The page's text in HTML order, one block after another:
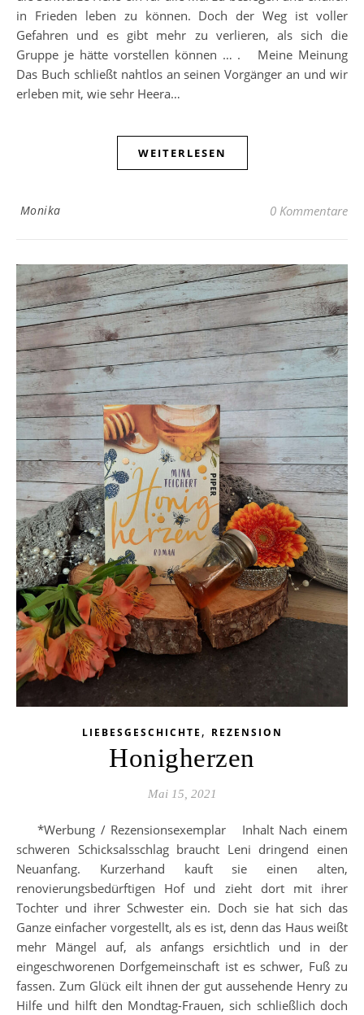
in Frieden leben zu können. Doch der Weg ist voller
Gefahren und es gibt mehr zu verlieren, als sich die
Gruppe je hätte vorstellen können … . Meine Meinung
Das Buch schließt nahtlos an seinen Vorgänger an und wir
erleben mit, wie sehr Heera…
WEITERLESEN
Monika 0 Kommentare
LIEBESGESCHICHTE , REZENSION
Honigherzen
Mai 15, 2021
*Werbung / Rezensionsexemplar Inhalt Nach einem
schweren Schicksalsschlag braucht Leni dringend einen
Neuanfang. Kurzerhand kauft sie einen alten,
renovierungsbedürftigen Hof und zieht dort mit ihrer
Tochter und ihrer Schwester ein. Doch sie hat sich das
Ganze einfacher vorgestellt, als es ist, denn das Haus weißt
mehr Mängel auf, als anfangs ersichtlich und in der
eingeschworenen Dorfgemeinschaft ist es schwer, Fuß zu
fassen. Zum Glück eilt ihnen der gut aussehende Henry zu
Hilfe und hilft den Mondtag-Frauen, sich schließlich doch